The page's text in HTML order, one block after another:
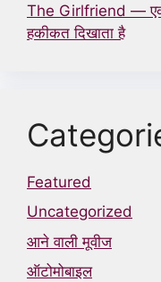
The Girlfriend — एक
हकीकत दिखाता है
Featured
Uncategorized
आने वाली मूवीज
ऑटोमोबाइल